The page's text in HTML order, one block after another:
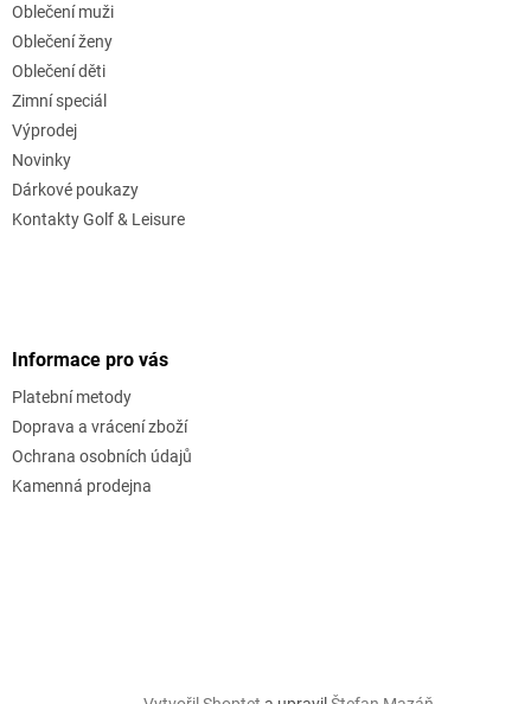
Oblečení muži
Oblečení ženy
Oblečení děti
Zimní speciál
Výprodej
Novinky
Dárkové poukazy
Kontakty Golf & Leisure
Informace pro vás
Platební metody
Doprava a vrácení zboží
Ochrana osobních údajů
Kamenná prodejna